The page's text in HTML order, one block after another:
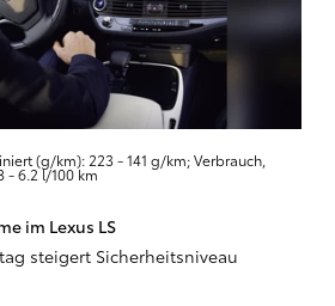
(g/km): 223 - 141 g/km; Verbrauch,
- 6.2 l/100 km
im Lexus LS
steigert Sicherheitsniveau